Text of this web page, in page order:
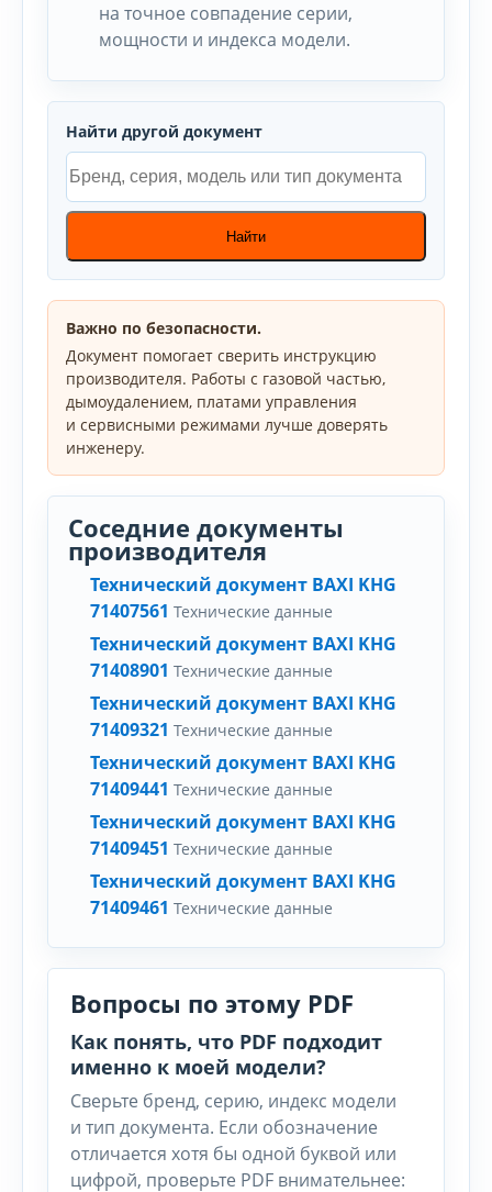
на точное совпадение серии,
мощности и индекса модели.
Найти другой документ
Найти
Важно по безопасности.
Документ помогает сверить инструкцию
производителя. Работы с газовой частью,
дымоудалением, платами управления
и сервисными режимами лучше доверять
инженеру.
Соседние документы
производителя
Технический документ BAXI KHG
71407561 Технические данные
Технический документ BAXI KHG
71408901 Технические данные
Технический документ BAXI KHG
71409321 Технические данные
Технический документ BAXI KHG
71409441 Технические данные
Технический документ BAXI KHG
71409451 Технические данные
Технический документ BAXI KHG
71409461 Технические данные
Вопросы по этому PDF
Как понять, что PDF подходит
именно к моей модели?
Сверьте бренд, серию, индекс модели
и тип документа. Если обозначение
отличается хотя бы одной буквой или
цифрой, проверьте PDF внимательнее: